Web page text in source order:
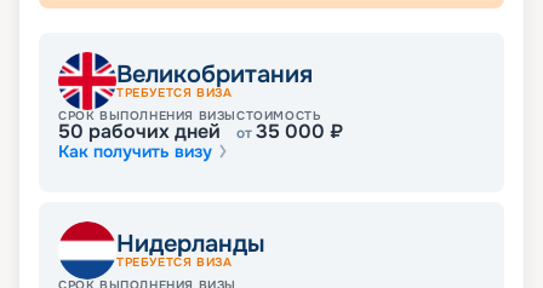
Великобритания
ТРЕБУЕТСЯ ВИЗА
СРОК ВЫПОЛНЕНИЯ ВИЗЫ
50 рабочих дней
СТОИМОСТЬ
от35 000 ₽
Как получить визу
Нидерланды
ТРЕБУЕТСЯ ВИЗА